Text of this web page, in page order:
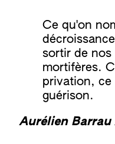
Ce qu'on
sortir de
mortifères.
privation, ce
guérison.
Aurélien Barrau